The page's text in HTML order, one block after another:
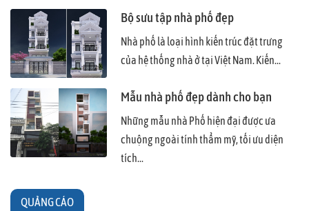
Bộ sưu tập nhà phố đẹp
Nhà phố là loại hình kiến trúc đặt trưng
của hệ thống nhà ở tại Việt Nam. Kiến...
Mẫu nhà phố đẹp dành cho bạn
Những mẫu nhà Phố hiện đại được ưa
chuộng ngoài tính thẩm mỹ, tối ưu diện
tích...
QUẢNG CÁO